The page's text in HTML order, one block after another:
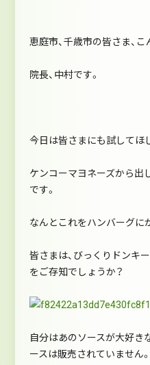
恵庭市、千歳市の皆さま、こ
院長、中村です。
今日は皆さまにも試してほ
ケンコーマヨネーズから出
です。
なんとこれをハンバーグに
皆さまは、びっくりドンキ
をご存知でしょうか？
自分はあのソースが大好き
ースは販売されていません。